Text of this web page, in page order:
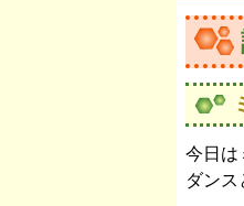
今日は
ダンス